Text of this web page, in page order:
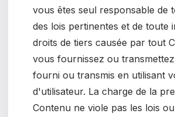
vous êtes seul responsable de
des lois pertinentes et de toute
droits de tiers causée par tout
vous fournissez ou
fourni ou transmis en utilisant
d'utilisateur. La charge de la
Contenu ne viole pas les lois